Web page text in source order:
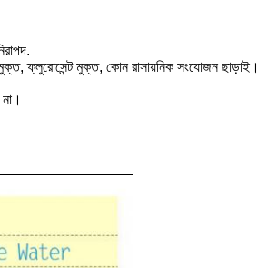
ফ্লুরোসেন্ট মুক্ত, কোন রাসায়নিক সংযোজন ছাড়াই।